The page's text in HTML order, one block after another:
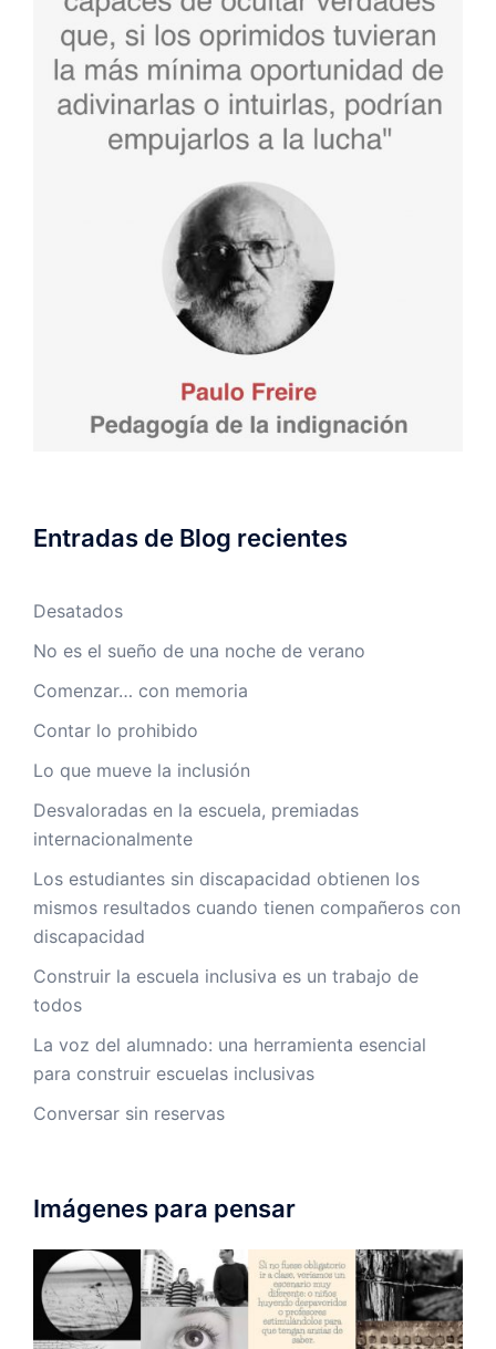
Entradas de Blog recientes
Desatados
No es el sueño de una noche de verano
Comenzar… con memoria
Contar lo prohibido
Lo que mueve la inclusión
Desvaloradas en la escuela, premiadas
internacionalmente
Los estudiantes sin discapacidad obtienen los
mismos resultados cuando tienen compañeros con
discapacidad
Construir la escuela inclusiva es un trabajo de
todos
La voz del alumnado: una herramienta esencial
para construir escuelas inclusivas
Conversar sin reservas
Imágenes para pensar